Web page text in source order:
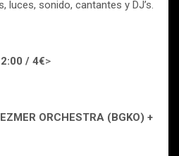
luces, sonido, cantantes y DJ’s.
/ 4€>
ORCHESTRA (BGKO) +